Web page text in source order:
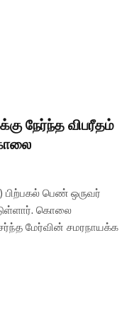
நேர்ந்த விபரீதம்
பிற்பகல் பெண் ஒருவர்
கொலை
மேர்வின் சமரநாயக்க